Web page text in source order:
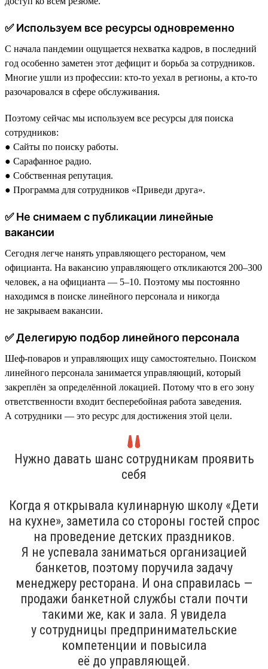
✅ Используем все ресурсы одновременно
С начала пандемии ощущается нехватка кадров, в последний
год особенно заметен этот дефицит и борьба за сотрудников.
Многие ушли из профессии: кто-то уехал в регионы, а кто-то
разочаровался в сфере обслуживания.
Поэтому сейчас мы используем все ресурсы для поиска
сотрудников:
● Сайты по поиску работы.
● Сарафанное радио.
● Собственная репутация.
● Программа для сотрудников «Приведи друга».
✅ Не снимаем с публикации линейные
вакансии
Сегодня легче нанять управляющего рестораном, чем
официанта. На вакансию управляющего откликаются 200–300
человек, а на официанта — 5–10. Поэтому мы постоянно
находимся в поиске линейного персонала и никогда
не закрываем вакансии.
✅ Делегирую подбор линейного персонала
Шеф-поваров и управляющих ищу самостоятельно. Поиском
линейного персонала занимается управляющий, который
закреплён за определённой локацией. Потому что в его зону
ответственности входит бесперебойная работа заведения.
А сотрудники — это ресурс для достижения этой цели.
Нужно давать шанс сотрудникам проявить
себя
Когда я открывала кулинарную школу «Дети
на кухне», заметила со стороны гостей спрос
на проведение детских праздников.
Я не успевала заниматься организацией
банкетов, поэтому поручила задачу
менеджеру ресторана. И она справилась —
продажи банкетной службы стали почти
такими же, как и зала. Я увидела
у сотрудницы предпринимательские
компетенции и повысила
её до управляющей.